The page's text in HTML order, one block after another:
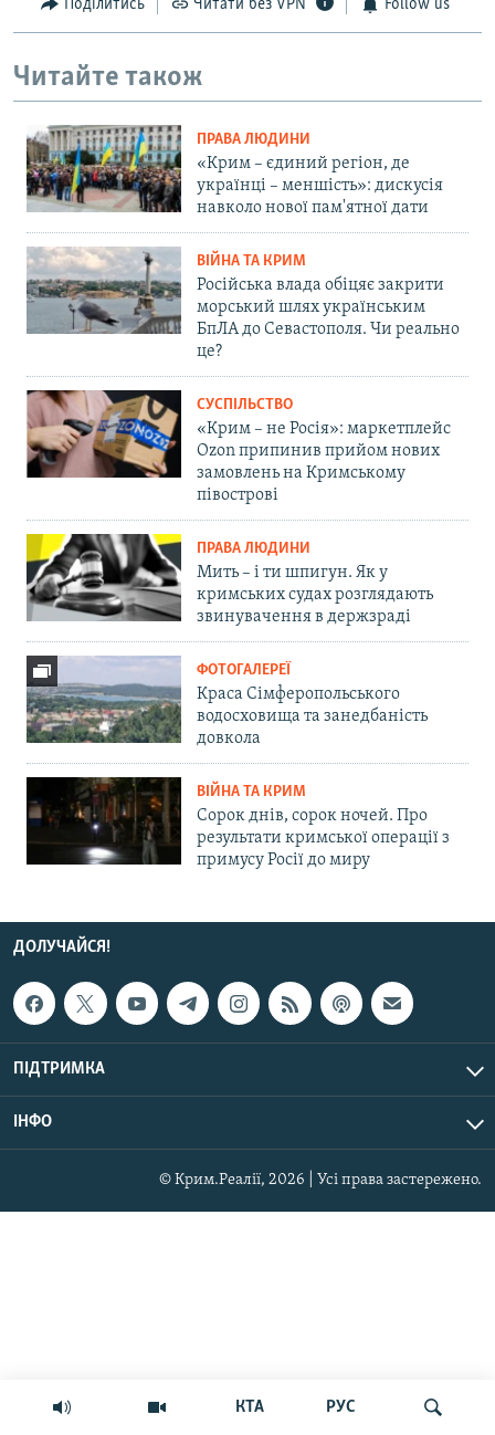
КТА РУС
Поділитись Читати без VPN Follow us
Читайте також
ПРАВА ЛЮДИНИ
«Крим – єдиний регіон, де
українці – меншість»: дискусія
навколо нової пам'ятної дати
ВІЙНА ТА КРИМ
Російська влада обіцяє закрити
морський шлях українським
БпЛА до Севастополя. Чи реально
це?
СУСПІЛЬСТВО
«Крим – не Росія»: маркетплейс
Ozon припинив прийом нових
замовлень на Кримському
півострові
ПРАВА ЛЮДИНИ
Мить – і ти шпигун. Як у
кримських судах розглядають
звинувачення в держзраді
ФОТОГАЛЕРЕЇ
Краса Сімферопольського
водосховища та занедбаність
довкола
ВІЙНА ТА КРИМ
Сорок днів, сорок ночей. Про
результати кримської операції з
примусу Росії до миру
ДОЛУЧАЙСЯ!
ПІДТРИМКА
ІНФО
© Крим.Реалії, 2026 | Усі права застережено.